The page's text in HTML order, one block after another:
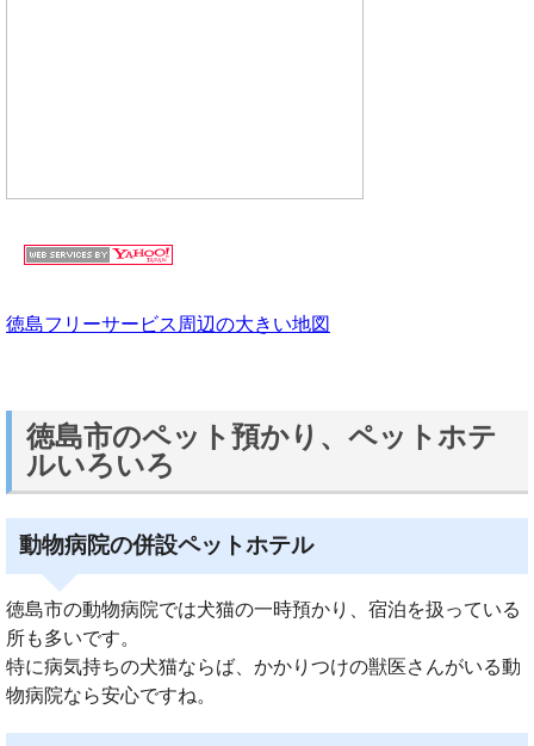
徳島フリーサービス周辺の大きい地図
徳島市のペット預かり、ペットホテ
ルいろいろ
動物病院の併設ペットホテル
徳島市の動物病院では犬猫の一時預かり、宿泊を扱っている
所も多いです。
特に病気持ちの犬猫ならば、かかりつけの獣医さんがいる動
物病院なら安心ですね。